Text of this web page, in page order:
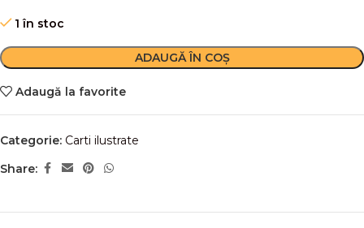
1 în stoc
ADAUGĂ ÎN COȘ
Adaugă la favorite
Categorie: Carti ilustrate
Share: